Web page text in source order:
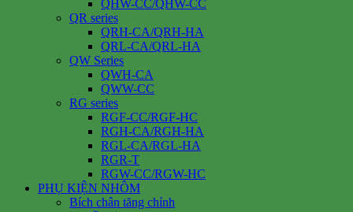
QHW-CC/QHW-CC
QR series
QRH-CA/QRH-HA
QRL-CA/QRL-HA
QW Series
QWH-CA
QWW-CC
RG series
RGF-CC/RGF-HC
RGH-CA/RGH-HA
RGL-CA/RGL-HA
RGR-T
RGW-CC/RGW-HC
PHỤ KIỆN NHÔM
Bích chân tăng chỉnh